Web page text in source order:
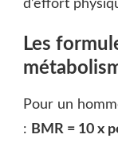
d’effort
Les
Pour un
: BMR = 10 x